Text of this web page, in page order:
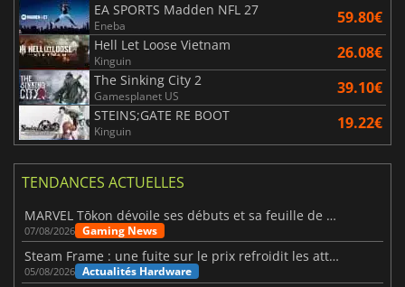
EA SPORTS Madden NFL 27
Eneba 59.80€
Hell Let Loose Vietnam
Kinguin 26.08€
The Sinking City 2
Gamesplanet US 39.10€
STEINS;GATE RE BOOT
Kinguin 19.22€
TENDANCES ACTUELLES
MARVEL Tōkon dévoile ses débuts et sa feuille de route
07/08/2026 Gaming News
Steam Frame : une fuite sur le prix refroidit les attentes VR
05/08/2026 Actualités Hardware